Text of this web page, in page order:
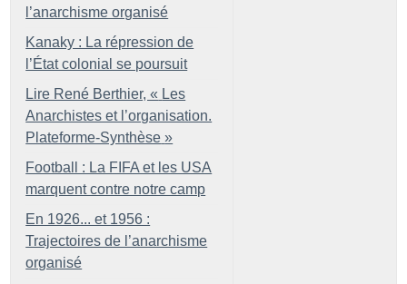
l’anarchisme organisé
Kanaky : La répression de
l’État colonial se poursuit
Lire René Berthier, « Les
Anarchistes et l’organisation.
Plateforme-Synthèse »
Football : La FIFA et les USA
marquent contre notre camp
En 1926... et 1956 :
Trajectoires de l’anarchisme
organisé